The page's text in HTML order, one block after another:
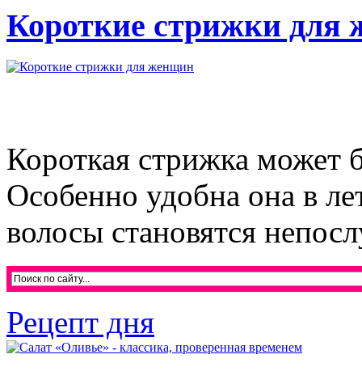
Короткие стрижки для
Короткая стрижка может
Особенно удобна она в
волосы становятся
Рецепт дня